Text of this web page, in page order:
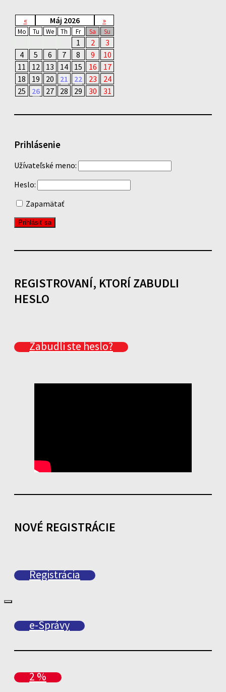
« Máj 2026 »
Mo Tu We Th Fr Sa Su
1 2
3
4
5 6 7 8 9
10
11
12 13 14 15 16
17
18
19 20 21 22 23
24
25
26 27 28 29 30 31
Prihlásenie
Užívateľské meno:
Heslo:
Zapamätať
REGISTROVANÍ, KTORÍ ZABUDLI
HESLO
Zabudli ste heslo?
NOVÉ REGISTRÁCIE
Registrácia
e-Správy
2 %